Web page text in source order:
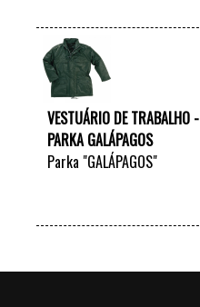
VESTUÁRIO DE TRABALHO -
PARKA GALÁPAGOS
Parka "GALÁPAGOS"